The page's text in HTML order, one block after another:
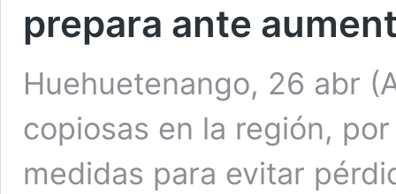
prepara ante
Huehuetenango, 26 abr
copiosas en la región,
medidas para evitar